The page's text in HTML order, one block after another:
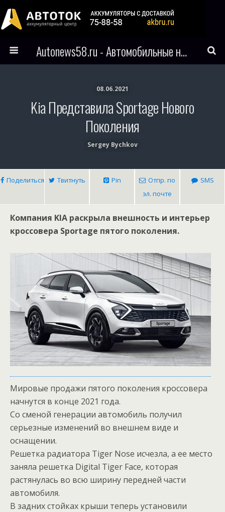
Autonews58.ru - Автомобильные новости Пензы и всего мира
08.06.2021
Kia Представила Sportage Нового
Поколения
Sergey Bychkov
Поделиться Твитнуть Pin
Отпр. по
эл. почте
SMS
Компания KIA раскрыла внешность и интерьер
кроссовера Sportage пятого поколения.
Мировые продажи пятого поколения кроссовера
начнутся в конце 2021 года.
Со сменой генерации автомобиль получил
серьезные изменений во внешнем виде и
оснащении.
Решетка радиатора Tiger Nose исчезла, а ее место
заняла решетка Digital Tiger Face, которая
растянулась во всю ширину передней части
автомобиля.
В задних стойках крыши теперь установили